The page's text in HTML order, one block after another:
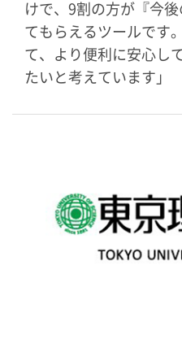
けで、9割の方が『今
てもらえるツールです
て、より便利に安心し
たいと考えています」